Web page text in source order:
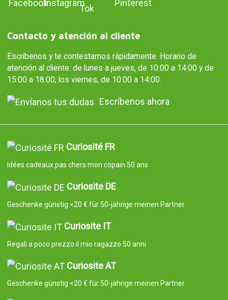
Contacto y atención al cliente
Escríbenos y te contestamos rápidamente. Horario de
atención al cliente: de lunes a jueves, de 10:00 a 14:00 y de
15:00 a 18:00; los viernes, de 10:00 a 14:00.
Escríbenos ahora
Curiosité FR
Idées cadeaux pas chers mon copain 50 ans
Curiosite DE
Geschenke günstig <20 € für 50-jährige meinen Partner
Curiosite IT
Regali a poco prezzo il mio ragazzo 50 anni
Curiosite AT
Geschenke günstig <20 € für 50-jährige meinen Partner